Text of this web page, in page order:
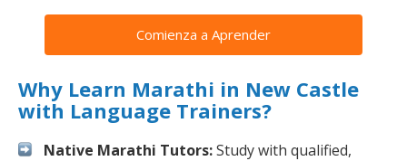
Comienza a Aprender
Why Learn Marathi in New Castle
with Language Trainers?
Native Marathi Tutors:Study with qualified,